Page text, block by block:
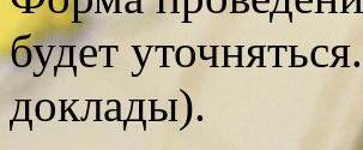
будет
доклады).